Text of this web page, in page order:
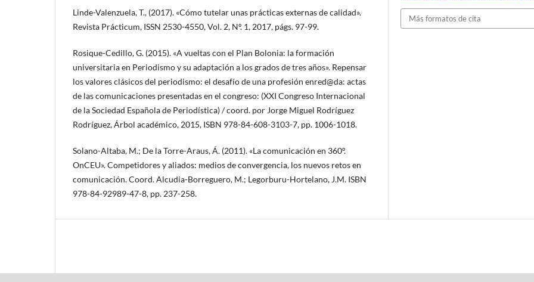
Linde-Valenzuela, T., (2017). «Cómo tutelar unas prácticas externas de calidad».
Revista Prácticum, ISSN 2530-4550, Vol. 2, Nº. 1, 2017, págs. 97-99.
Rosique-Cedillo, G. (2015). «A vueltas con el Plan Bolonia: la formación
universitaria en Periodismo y su adaptación a los grados de tres años». Repensar
los valores clásicos del periodismo: el desafío de una profesión enred@da: actas
de las comunicaciones presentadas en el congreso: (XXI Congreso Internacional
de la Sociedad Española de Periodística) / coord. por Jorge Miguel Rodríguez
Rodríguez, Árbol académico, 2015, ISBN 978-84-608-3103-7, pp. 1006-1018.
Solano-Altaba, M.; De la Torre-Araus, Á. (2011). «La comunicación en 360º.
OnCEU». Competidores y aliados: medios de convergencia, los nuevos retos en
comunicación. Coord. Alcudia-Borreguero, M.; Legorburu-Hortelano, J.M. ISBN
978-84-92989-47-8, pp. 237-258.
Más formatos de cita